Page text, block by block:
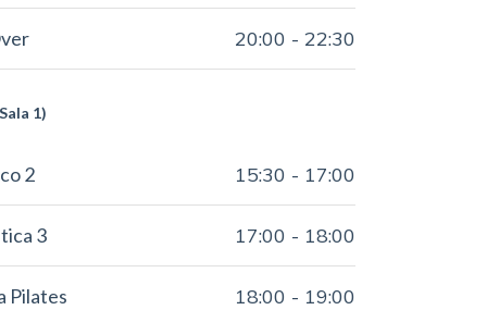
20:00 -22:30
1)
2 15:30 - 17:00
3 17:00 - 18:00
Pilates 18:00 - 19:00